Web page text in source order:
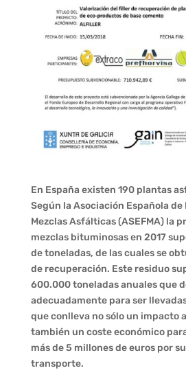
En España existen 190 plantas
Según la Asociación Española
Mezclas Asfálticas (ASEFMA) la
mezclas bituminosas en 2017
de toneladas, de las cuales se
de recuperación. Este residuo
600.000 toneladas anuales que
adecuadamente para ser
que conlleva no sólo un impacto
también un coste económico
más de 5 millones de euros por
transporte.